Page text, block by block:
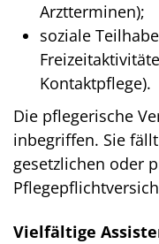
Arztterminen);
soziale
Kontaktpflege).
Die pflegerische
inbegriffen. Sie
gesetzlichen oder
Vielfältige